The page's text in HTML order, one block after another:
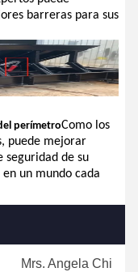
barreras para sus
perímetroComo los
puede mejorar
de su
un mundo cada
Mrs. Angela Chi